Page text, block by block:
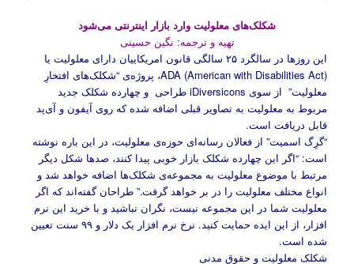
شکلک‌های معلولیت وارد بازار اینترنتی می‌شود
تهیه و ترجمه: نگین حسینی
این روزها در سالگرد ۲۵ سالگی قانون امریکاییان دارای معلولیت یا
ADA (American with Disabilities Act)، پروژه‌ی “شکلک‌های افتخارِ
معلولیت” از سوی iDiversicons طراحی و چهارده شکلک جدید
مربوط به معلولیت به تصاویر قبلی اضافه شده که روی آیفون و آی‌پد
قابل دریافت است.
“گرِگ اسمیت” از فعالان رسانه‌ای حوزه‌ی معلولیت، در این باره نوشته
است: “اگر این چهارده شکلک بازار خوبی پیدا کنند، صدها شکل دیگر
مرتبط با موضوع معلولیت به مجموعه‌ی شکلک‌ها اضافه خواهد شد و
انواع مختلف معلولیت را در بر خواهد گرفت.” طراحان گفته‌اند که اگر
معلولیت شما در این مجموعه نیست، نگران نباشید و با خرید این نرم
افزار، از این ایده حمایت کنید. نرخ نرم افزار یک دلار و ۹۹ سنت تعیین
شده است.
شکلک معلولیت و حقوق مدنی